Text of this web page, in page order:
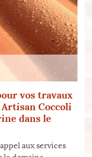
vos travaux
Coccoli
dans le
aux services